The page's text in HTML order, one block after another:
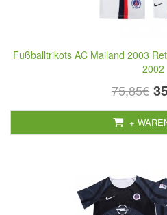
Fußballtrikots AC Mailand 2003
2002
75,85€
+